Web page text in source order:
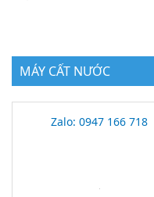
MÁY CẤT NƯỚC
Zalo: 0947 166 718